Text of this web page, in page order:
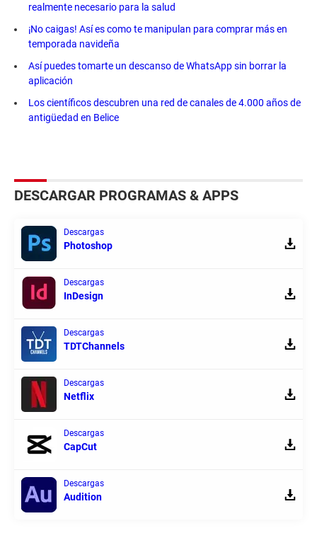
realmente necesario para la salud
¡No caigas! Así es como te manipulan para comprar más en
temporada navideña
Así puedes tomarte un descanso de WhatsApp sin borrar la
aplicación
Los científicos descubren una red de canales de 4.000 años de
antigüedad en Belice
DESCARGAR PROGRAMAS & APPS
Descargas
Photoshop
Descargas
InDesign
Descargas
TDTChannels
Descargas
Netflix
Descargas
CapCut
Descargas
Audition